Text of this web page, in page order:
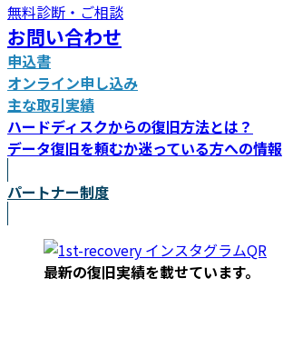
無料診断・ご相談
お問い合わせ
申込書
オンライン申し込み
主な取引実績
ハードディスクからの復旧方法とは？
データ復旧を頼むか迷っている方への情報
パートナー制度
最新の復旧実績を載せています。